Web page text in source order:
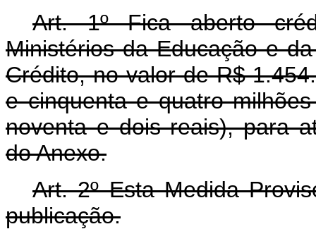
Art. 1º Fica aberto
Ministérios da Educação e
Crédito, no valor de R$
e cinquenta e quatro
noventa e dois reais), para
do Anexo.
Art. 2º Esta Medida
publicação.